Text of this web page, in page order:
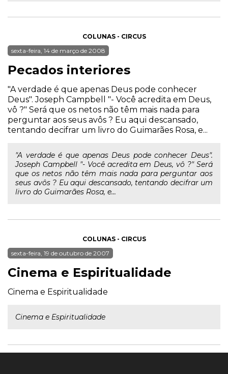
COLUNAS - CIRCUS
sexta-feira, 14 de março de 2008
Pecados interiores
"A verdade é que apenas Deus pode conhecer
Deus". Joseph Campbell "- Você acredita em Deus,
vô ?" Será que os netos não têm mais nada para
perguntar aos seus avôs ? Eu aqui descansado,
tentando decifrar um livro do Guimarães Rosa, e...
"A verdade é que apenas Deus pode conhecer Deus".
Joseph Campbell "- Você acredita em Deus, vô ?" Será
que os netos não têm mais nada para perguntar aos
seus avôs ? Eu aqui descansado, tentando decifrar um
livro do Guimarães Rosa, e...
COLUNAS - CIRCUS
sexta-feira, 19 de outubro de 2007
Cinema e Espiritualidade
Cinema e Espiritualidade
Cinema e Espiritualidade